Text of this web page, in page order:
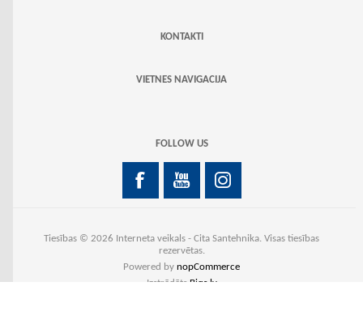
KONTAKTI
VIETNES NAVIGACIJA
FOLLOW US
Tiesības © 2026 Interneta veikals - Cita Santehnika. Visas tiesības
rezervētas.
Powered by nopCommerce
Izstrādāts Biqs.lv